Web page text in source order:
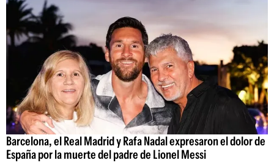
Barcelona, el Real Madrid y Rafa Nadal expresaron el dolor de
España por la muerte del padre de Lionel Messi